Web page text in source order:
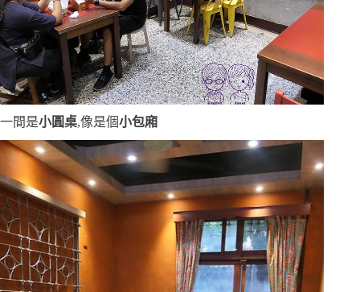
一間是小圓桌,像是個小包廂